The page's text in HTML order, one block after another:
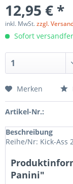
12,95 € *
inkl. MwSt.zzgl.
Sofort
Merken
Artikel-Nr.:
Beschreibung
Reihe/Nr: Kick-Ass
Panini"